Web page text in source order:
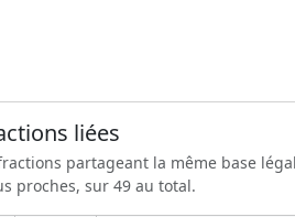
liées
partageant la même base
proches, sur 49 au total.